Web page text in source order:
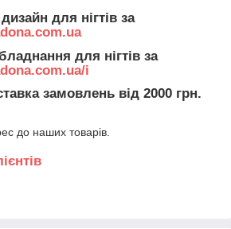
для нігтів за
для нігтів за
i
замовлень від 2000 грн.
до наших товарів.